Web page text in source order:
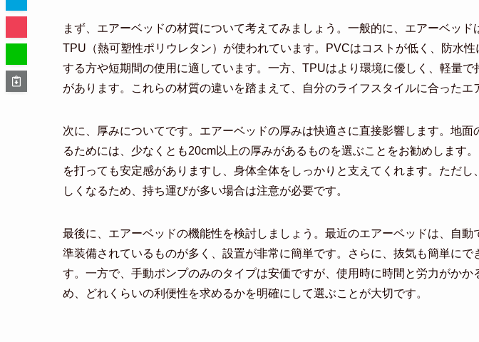
まず、エアーベッドの材質について考えてみましょう。一般的に、エアーベッ
TPU（熱可塑性ポリウレタン）が使われています。PVCはコストが低く、防水
する方や短期間の使用に適しています。一方、TPUはより環境に優しく、軽量
があります。これらの材質の違いを踏まえて、自分のライフスタイルに合ったエ
次に、厚みについてです。エアーベッドの厚みは快適さに直接影響します。地面
るためには、少なくとも20cm以上の厚みがあるものを選ぶことをお勧めします
を打っても安定感がありますし、身体全体をしっかりと支えてくれます。ただ
しくなるため、持ち運びが多い場合は注意が必要です。
最後に、エアーベッドの機能性を検討しましょう。最近のエアーベッドは、自動
準装備されているものが多く、設置が非常に簡単です。さらに、抜気も簡単にで
す。一方で、手動ポンプのみのタイプは安価ですが、使用時に時間と労力がかか
め、どれくらいの利便性を求めるかを明確にして選ぶことが大切です。